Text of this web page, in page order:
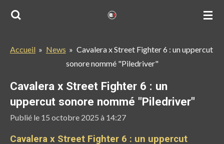
Passer
principal
Accueil » News » Cavalera x Street Fighter 6 : un uppercut
sonore nommé "Piledriver"
Cavalera x Street Fighter 6 : un
uppercut sonore nommé "Piledriver"
Publié le 15 octobre 2025 à 14:27
Cavalera x Street Fighter 6 : un uppercut